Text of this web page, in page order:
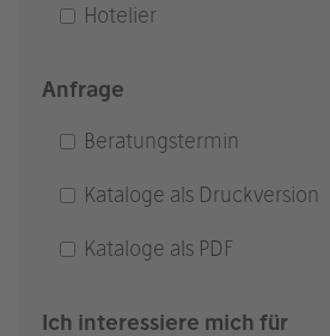
Hotelier
Anfrage
Beratungstermin
Kataloge als Druckversion
Kataloge als PDF
Ich interessiere mich für